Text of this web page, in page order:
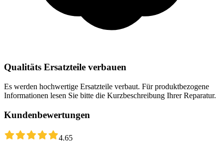
Qualitäts Ersatzteile verbauen
Es werden hochwertige Ersatzteile verbaut. Für produktbezogene
Informationen lesen Sie bitte die Kurzbeschreibung Ihrer Reparatur.
Kundenbewertungen
4.65